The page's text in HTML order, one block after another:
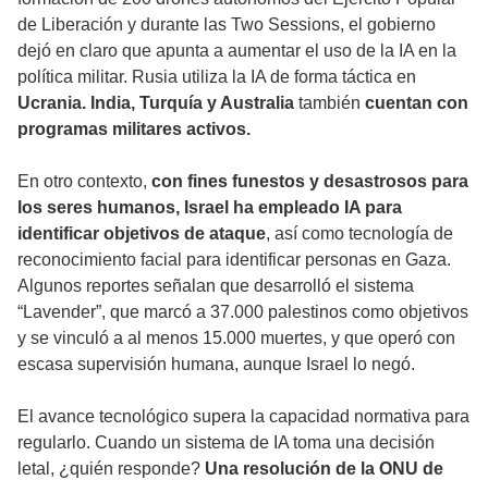
de Liberación y durante las Two Sessions, el gobierno
dejó en claro que apunta a aumentar el uso de la IA en la
política militar. Rusia utiliza la IA de forma táctica en
Ucrania. India, Turquía y Australia también cuentan con
programas militares activos.
En otro contexto, con fines funestos y desastrosos para
los seres humanos, Israel ha empleado IA para
identificar objetivos de ataque, así como tecnología de
reconocimiento facial para identificar personas en Gaza.
Algunos reportes señalan que desarrolló el sistema
“Lavender”, que marcó a 37.000 palestinos como objetivos
y se vinculó a al menos 15.000 muertes, y que operó con
escasa supervisión humana, aunque Israel lo negó.
El avance tecnológico supera la capacidad normativa para
regularlo. Cuando un sistema de IA toma una decisión
letal, ¿quién responde? Una resolución de la ONU de